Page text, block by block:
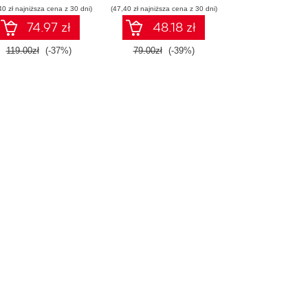
zł najniższa cena z 30 dni)
74.97 zł
119.00zł (-37%)
początkujących.
Wydanie II
(47,40 zł najniższa cena z 30 dni)
48.18 zł
79.00zł (-39%)